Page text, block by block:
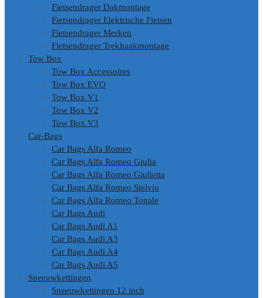
Fietsendrager Dakmontage
Fietsendrager Elektrische Fietsen
Fietsendrager Merken
Fietsendrager Trekhaakmontage
Tow Box
Tow Box Accessoires
Tow Box EVO
Tow Box V1
Tow Box V2
Tow Box V3
Car-Bags
Car Bags Alfa Romeo
Car Bags Alfa Romeo Giulia
Car Bags Alfa Romeo Giulietta
Car Bags Alfa Romeo Stelvio
Car Bags Alfa Romeo Tonale
Car Bags Audi
Car Bags Audi A1
Car Bags Audi A3
Car Bags Audi A4
Car Bags Audi A5
Sneeuwkettingen
Sneeuwkettingen 12 inch